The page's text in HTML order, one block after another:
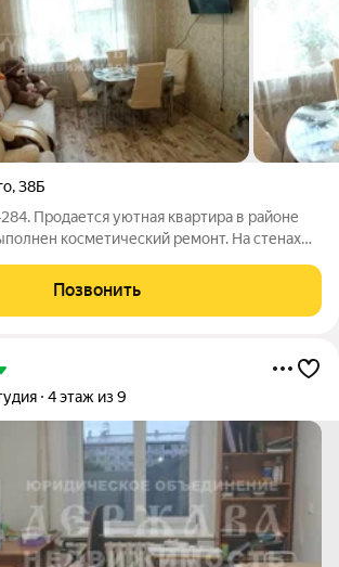
,38Б
Продается уютная квартира в районе
косметический ремонт. На стенах
стеклопакет. Комната чистая, светлая
Позвонить
4 этаж из 9